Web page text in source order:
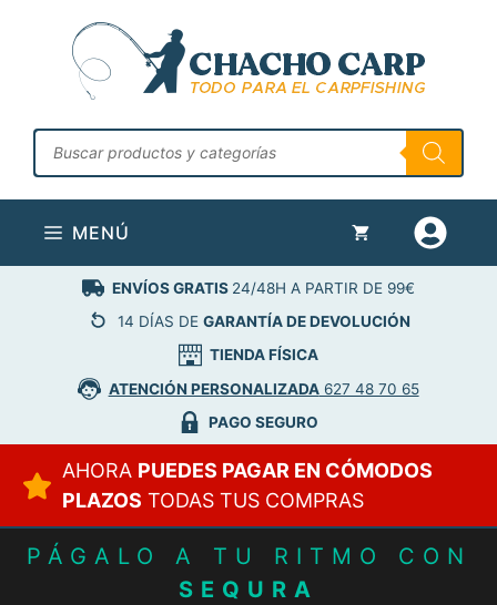
contenido
Búsqueda
de
productos
MENÚ
ENVÍOS GRATIS 24/48H A PARTIR DE 99€
14 DÍAS DE GARANTÍA DE DEVOLUCIÓN
TIENDA FÍSICA
ATENCIÓN PERSONALIZADA627 48 70 65
PAGO SEGURO
AHORA PUEDES PAGAR EN CÓMODOS
PLAZOS TODAS TUS COMPRAS
PÁGALO A TU RITMO CON
SEQURA